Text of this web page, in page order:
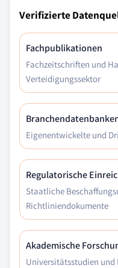
Verifizierte
Fachpublikationen
Fachzeitschriften und
Verteidigungssektor
Eigenentwickelte und
Regulatorische
Staatliche
Richtliniendokumente
Akademische
Universitätsstudien